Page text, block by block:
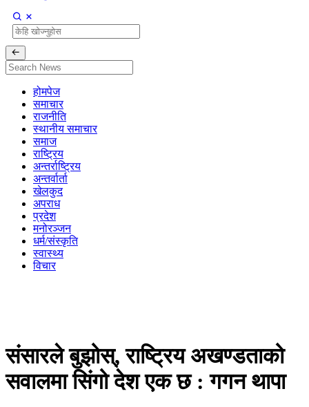
होमपेज
समाचार
राजनीति
स्थानीय समाचार
समाज
राष्ट्रिय
अन्तर्राष्ट्रिय
अन्तर्वार्ता
खेलकुद
अपराध
प्रदेश
मनोरञ्जन
धर्म/संस्कृति
स्वास्थ्य
विचार
संसारले बुझोस्, राष्ट्रिय अखण्डताको
सवालमा सिंगो देश एक छ : गगन थापा